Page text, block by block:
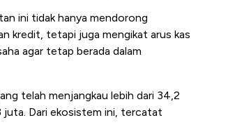
ini tidak hanya mendorong
kredit, tetapi juga mengikat arus kas
agar tetap berada dalam
telah menjangkau lebih dari 34,2
juta. Dari ekosistem ini, tercatat